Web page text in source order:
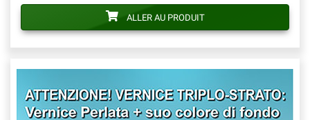
ALLER AU PRODUIT